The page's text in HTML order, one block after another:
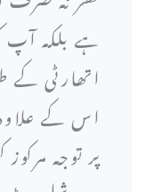
ہے بلکہ آپ
اتھارٹی کے
اس کے
پر توجہ